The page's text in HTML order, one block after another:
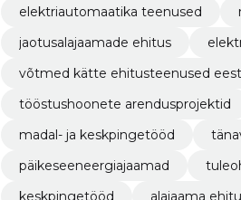
elektriautomaatika teenused
jaotusalajaamade ehitus
võtmed kätte ehitusteenused
tööstushoonete arendusprojektid
madal- ja keskpingetööd
päikeseeneergiajaamad
keskpingetööd
alajaama